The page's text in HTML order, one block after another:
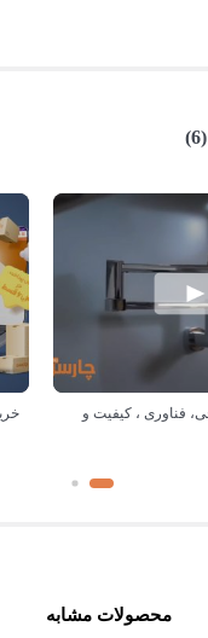
فناوری ، کیفیت و
محصولات مشابه